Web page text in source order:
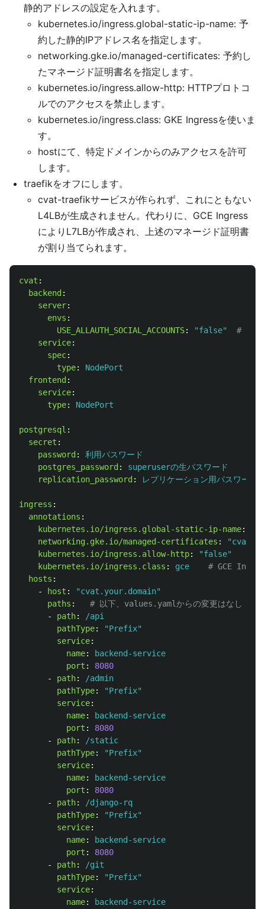
静的アドレスの設定を入れます。
kubernetes.io/ingress.global-static-ip-name: 予
約した静的IPアドレス名を指定します。
networking.gke.io/managed-certificates: 予約し
たマネージド証明書名を指定します。
kubernetes.io/ingress.allow-http: HTTPプロトコ
ルでのアクセスを禁止します。
kubernetes.io/ingress.class: GKE Ingressを使いま
す。
hostにて、特定ドメインからのみアクセスを許可
します。
traefikをオフにします。
cvat-traefikサービスが作られず、これにともない
L4LBが生成されません。代わりに、GCE Ingress
によりL7LBが作成され、上述のマネージド証明書
が割り当てられます。
cvat :
backend :
server:
envs :
USE_ALLAUTH_SOCIAL_ACCOUNTS: "false"
# SSO
service:
spec:
type:
NodePort
frontend :
service:
type: NodePort
postgresql :
secret :
password :
利用パスワード
postgres_password :
superuserの生パスワード
replication_password : レプリケーション用パスワード
ingress :
annotations :
kubernetes.io/ingress.global-static-ip-name:
networking.gke.io/managed-certificates : "cvat-
kubernetes.io/ingress.allow-http: "false"
kubernetes.io/ingress.class : gce
# GCE
hosts :
-
host : "cvat.your.domain"
paths :
# 以下、values.yamlからの変更はなし
-
path:
/api
pathType: "Prefix"
service:
name:
backend-service
port :
8080
-
path:
/admin
pathType: "Prefix"
service:
name:
backend-service
port :
8080
-
path:
/static
pathType: "Prefix"
service:
name:
backend-service
port :
8080
-
path:
/django-rq
pathType: "Prefix"
service:
name:
backend-service
port :
8080
-
path:
/git
pathType: "Prefix"
service:
name:
backend-service